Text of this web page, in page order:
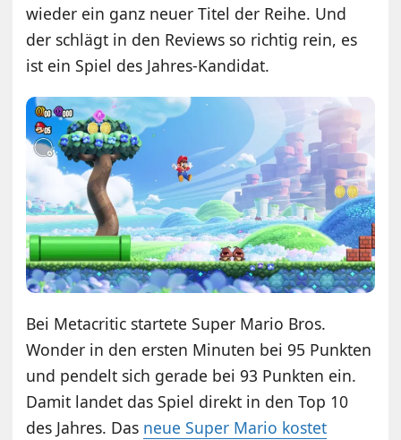
wieder ein ganz neuer Titel der Reihe. Und
der schlägt in den Reviews so richtig rein, es
ist ein Spiel des Jahres-Kandidat.
Bei Metacritic startete Super Mario Bros.
Wonder in den ersten Minuten bei 95 Punkten
und pendelt sich gerade bei 93 Punkten ein.
Damit landet das Spiel direkt in den Top 10
des Jahres. Das neue Super Mario kostet